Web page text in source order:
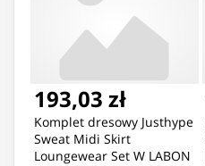
193,03 zł
Komplet dresowy Justhype
Sweat Midi Skirt
Loungewear Set W LABON